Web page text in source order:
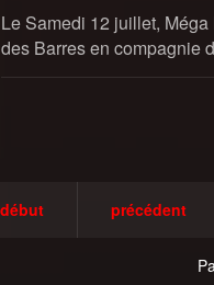
Le Samedi 12 juillet,
des Barres en compagnie
début précédent